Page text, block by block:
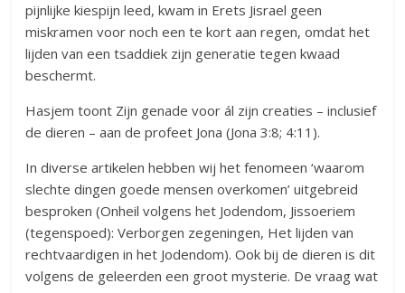
pijnlijke kiespijn leed, kwam in Erets Jisrael geen
miskramen voor noch een te kort aan regen, omdat het
lijden van een tsaddiek zijn generatie tegen kwaad
beschermt.
Hasjem toont Zijn genade voor ál zijn creaties – inclusief
de dieren – aan de profeet Jona (Jona 3:8; 4:11).
In diverse artikelen hebben wij het fenomeen ‘waarom
slechte dingen goede mensen overkomen’ uitgebreid
besproken (Onheil volgens het Jodendom, Jissoeriem
(tegenspoed): Verborgen zegeningen, Het lijden van
rechtvaardigen in het Jodendom). Ook bij de dieren is dit
volgens de geleerden een groot mysterie. De vraag wat